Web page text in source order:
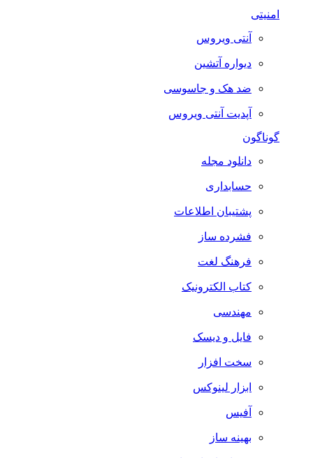
امنیتی
آنتی ویروس
دیواره آتشین
ضد هک و جاسوسی
آپدیت آنتی ویروس
گوناگون
دانلود مجله
حسابداری
پشتیبان اطلاعات
فشرده ساز
فرهنگ لغت
کتاب الکترونیک
مهندسی
فایل و دیسک
سخت افزار
ابزار لینوکس
آفیس
بهینه ساز